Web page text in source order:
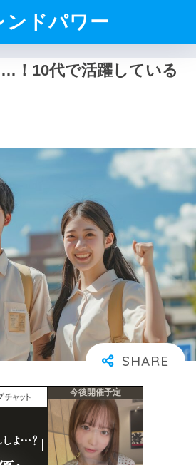
ンドパワー
！10代で活躍している